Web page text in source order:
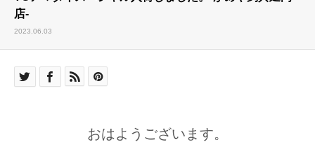
店-
2023.06.03
おはようございます。